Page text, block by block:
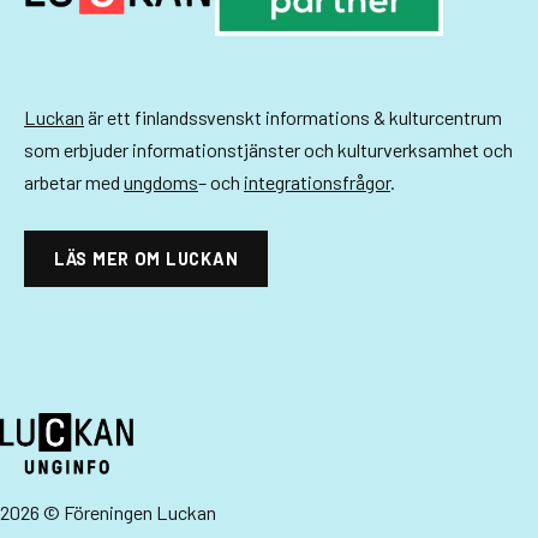
-
a
v
i
g
n
g
Luckan är ett finlandssvenskt informations & kulturcentrum
som erbjuder informationstjänster och kulturverksamhet och
arbetar med ungdoms– och integrationsfrågor.
LÄS MER OM LUCKAN
2026 © Föreningen Luckan